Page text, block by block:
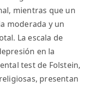
mientras que un
moderada y un
La escala de
en la
test de Folstein,
presentan